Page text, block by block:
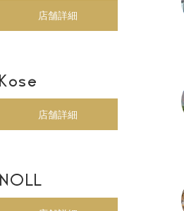
店舗詳細
Kose
店舗詳細
NOLL